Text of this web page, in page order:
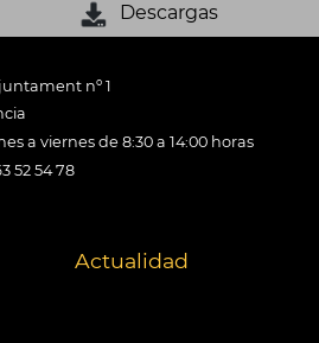
Descargas
nº 1
a viernes de 8:30 a 14:00 horas
52 54 78
Actualidad